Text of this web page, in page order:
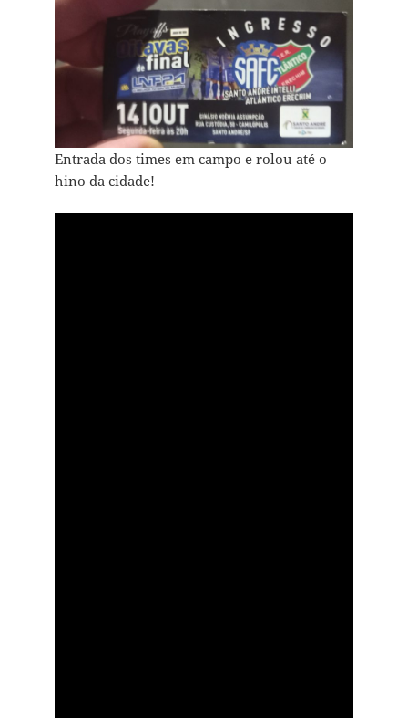
Entrada dos times em campo e rolou até o
hino da cidade!